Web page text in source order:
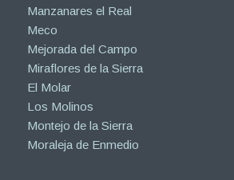
Manzanares el Real
Meco
Mejorada del Campo
Miraflores de la Sierra
El Molar
Los Molinos
Montejo de la Sierra
Moraleja de Enmedio